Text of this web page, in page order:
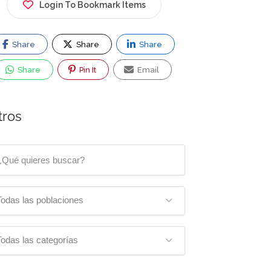
Login To Bookmark Items
Share Share Share
Share Pin It Email
las poblaciones
las categorías